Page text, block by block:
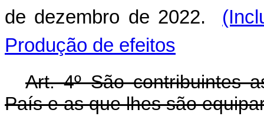
de dezembro de 2022.
Produção de efeitos
Art. 4º São contribuintes
País e as que lhes são